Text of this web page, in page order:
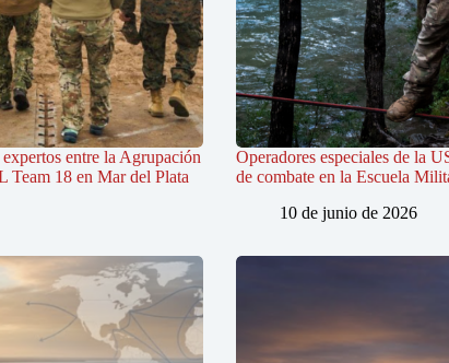
entre la Agrupación
Team 18 en Mar del Plata
Operadores especiales de la
de combate en la Escuela
10 de junio de 2026